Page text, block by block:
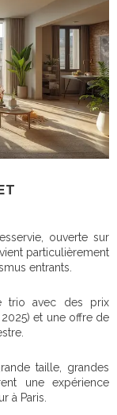
ouverte sur
particulièrement
entrants.
trio avec des prix
2025) et une offre de
taille, grandes
une expérience
à Paris.